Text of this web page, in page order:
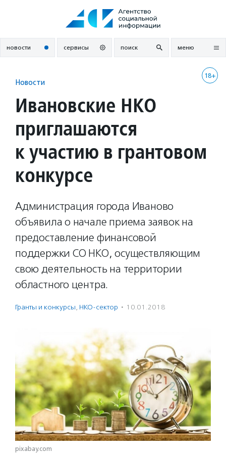
новости сервисы поиск меню
18+
Новости
Ивановские НКО
приглашаются
к участию в грантовом
конкурсе
Администрация города Иваново
объявила о начале приема заявок на
предоставление финансовой
поддержки СО НКО, осуществляющим
свою деятельность на территории
областного центра.
Гранты и конкурсы, НКО-сектор · 10.01.2018
pixabay.com